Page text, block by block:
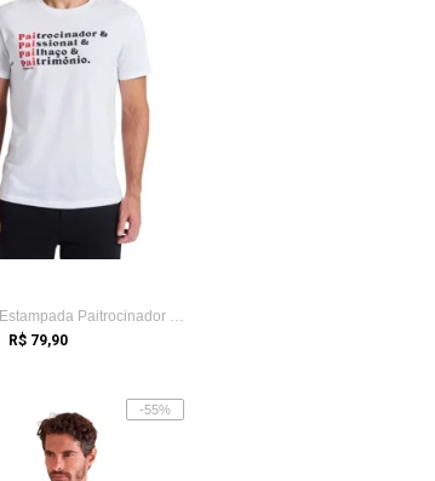
Camiseta Estampada Paitrocinador Reserva Branco
R$ 79,90
-55%